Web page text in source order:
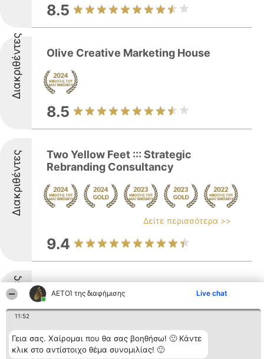
ΑΕΤΟΊ της διαφήμισης Live chat
11:52
Γεια σας. Χαίρομαι που θα σας βοηθήσω! 🙂 Κάντε
κλικ στο αντίστοιχο θέμα συνομιλίας! 🙂
8.5
Διακριθέντες Olive Creative Marketing House
8.5
Διακριθέντες
Two Yellow Feet ::: Strategic
Rebranding Consultancy
Δείτε περισσότερα >>
9.4
Διακριθέντες Δείτε περισσότερα >>